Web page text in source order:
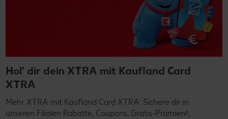
Hol' dir dein XTRA mit Kaufland Card
XTRA
Mehr XTRA mit Kaufland Card XTRA: Sichere dir in
unseren Filialen Rabatte, Coupons, Gratis-Prämienᵖ,